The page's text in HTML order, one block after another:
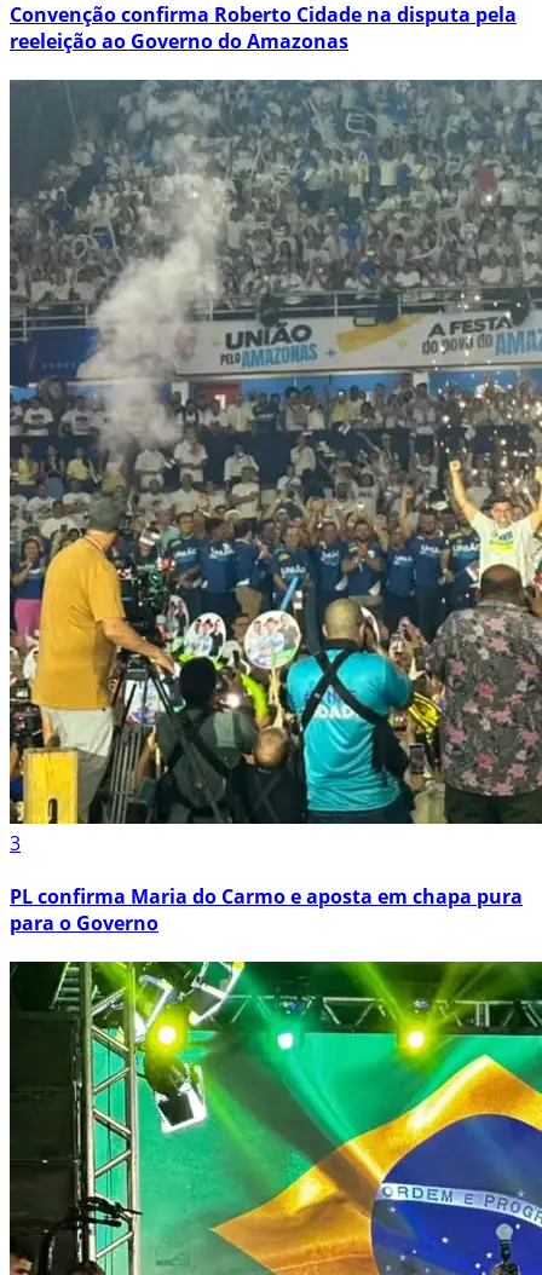
Convenção confirma Roberto Cidade na disputa pela
reeleição ao Governo do Amazonas
3
PL confirma Maria do Carmo e aposta em chapa pura
para o Governo